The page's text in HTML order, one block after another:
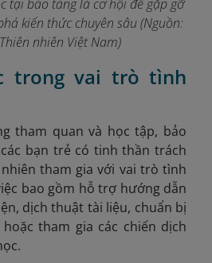
tại bảo tàng là cơ hội để gặp gỡ
kiến thức chuyên sâu (Nguồn:
nhiên Việt Nam)
trong vai trò tình
tham quan và học tập, bảo
bạn trẻ có tinh thần trách
tham gia với vai trò tình
bao gồm hỗ trợ hướng dẫn
dịch thuật tài liệu, chuẩn bị
tham gia các chiến dịch